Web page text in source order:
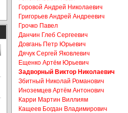
Горовой Андрей Николаевич
Григорьев Андрей Андреевич
Грочко Павел
Данчин Глеб Сергеевич
Довгань Петр Юрьевич
Дячук Сергей Яковлевич
Ещенко Артём Юрьевич
Задворный Виктор Николаевич
Збитный Николай Романович
Иноземцев Артём Антонович
Карри Мартин Виллиям
Кащеев Богдан Владимирович